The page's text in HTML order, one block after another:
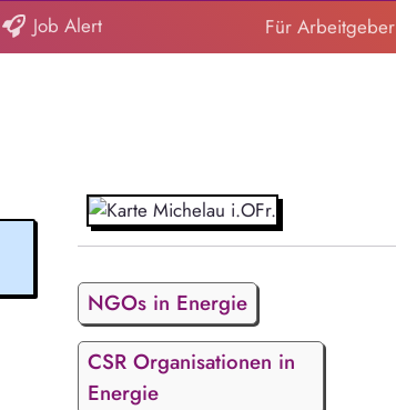
Job Alert Für Arbeitgeber
NGOs in Energie
CSR Organisationen in
Energie